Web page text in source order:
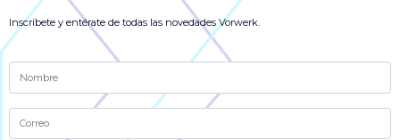
Inscríbete y entérate de todas las novedades Vorwerk.